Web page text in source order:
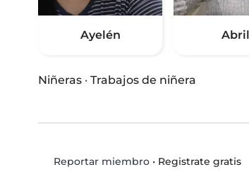
Ayelén Abril
Niñeras · Trabajos de niñera
Reportar miembro• Registrate gratis